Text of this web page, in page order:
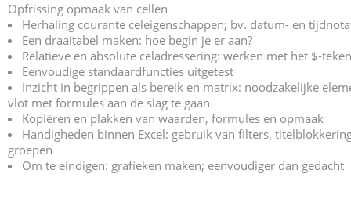
Opfrissing opmaak van cellen
Herhaling courante celeigenschappen; bv. datum- en
Een draaitabel maken: hoe begin je er aan?
Relatieve en absolute celadressering: werken met het $-teken
Eenvoudige standaardfuncties uitgetest
Inzicht in begrippen als bereik en matrix: noodzakelijke
vlot met formules aan de slag te gaan
Kopiëren en plakken van waarden, formules en opmaak
Handigheden binnen Excel: gebruik van filters,
groepen
Om te eindigen: grafieken maken; eenvoudiger dan gedacht